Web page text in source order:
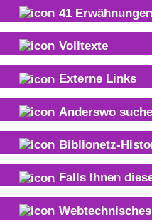
41 Erwähnungen
Volltexte
Externe Links
Anderswo
Biblionetz-
Falls Ihnen
Webtechnisches